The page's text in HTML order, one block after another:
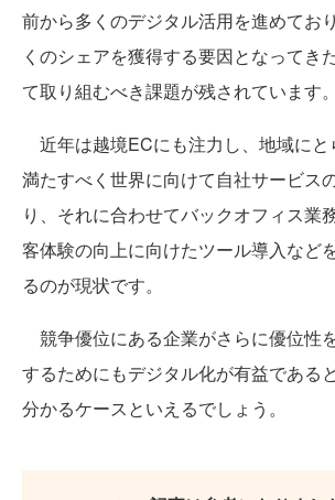
前から多くのデジタル活用を進めてお
くのシェアを獲得する要因となってき
て取り組むべき課題が残されています。
近年は越境ECにも注力し、地域にと
満たすべく世界に向けて自社サービス
り、それに合わせてバックオフィス業
客体験の向上に向けたツール導入など
るのが現状です。
競争優位にある企業がさらに優位性
するためにもデジタル化が有益である
分かるケースといえるでしょう。